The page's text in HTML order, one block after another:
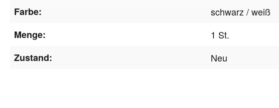
Farbe:
schwarz / weiß
Menge:
1 St.
Zustand:
Neu